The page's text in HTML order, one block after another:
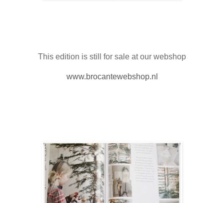
This edition is still for sale at our webshop
www.brocantewebshop.nl